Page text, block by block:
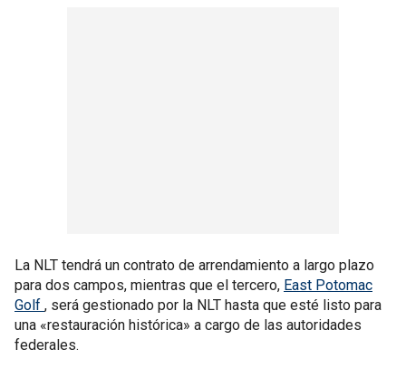
La NLT tendrá un contrato de arrendamiento a largo plazo
para dos campos, mientras que el tercero, East Potomac
Golf , será gestionado por la NLT hasta que esté listo para
una «restauración histórica» a cargo de las autoridades
federales.